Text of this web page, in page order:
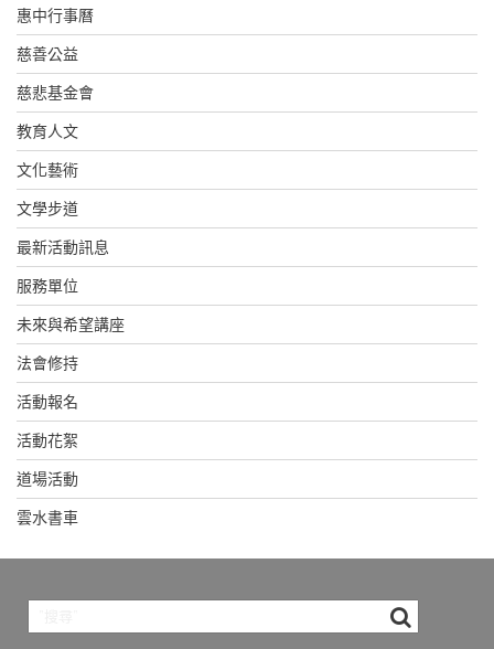
惠中行事曆
慈善公益
慈悲基金會
教育人文
文化藝術
文學步道
最新活動訊息
服務單位
未來與希望講座
法會修持
活動報名
活動花絮
道場活動
雲水書車